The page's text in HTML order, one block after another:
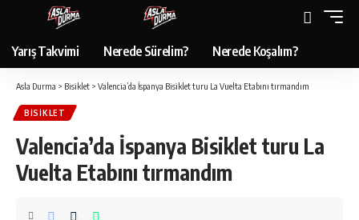
Yarış Takvimi Nerede Sürelim? Nerede Koşalım?
Asla Durma > Bisiklet > Valencia’da İspanya Bisiklet turu La Vuelta Etabını tırmandım
BISIKLET
Valencia’da İspanya Bisiklet turu La
Vuelta Etabını tırmandım